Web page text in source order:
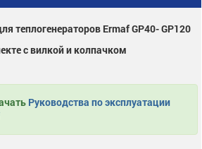
теплогенераторов Ermaf GP40- GP120
с вилкой и колпачком
Руководства по эксплуатации